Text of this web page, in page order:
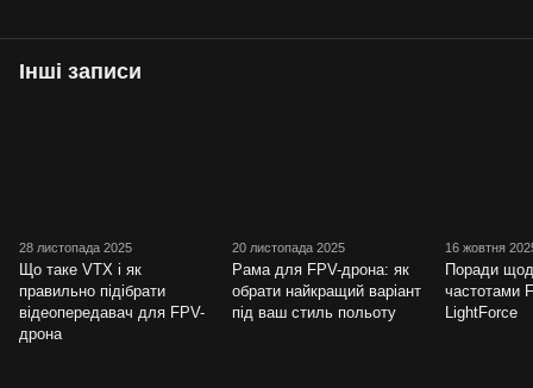
Інші записи
28 листопада 2025
Що таке VTX і як
правильно підібрати
відеопередавач для FPV-
дрона
20 листопада 2025
Рама для FPV-дрона: як
обрати найкращий варіант
під ваш стиль польоту
16 жовтня
Поради
частотами
LightForce